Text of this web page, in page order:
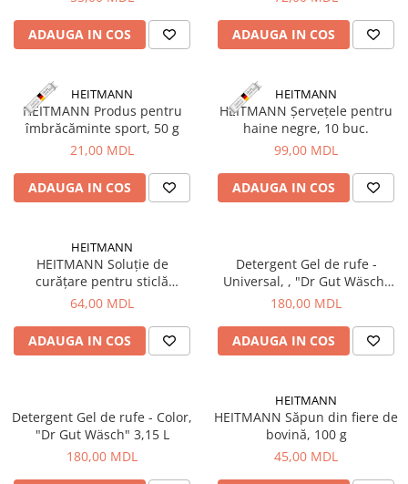
Boiles
Wafters
Momeala artificiala
Seminte si mix de seminte
Aditivi, arome, dipuri
Bagajerie pescuit
Huse
Rucsac
Instrumente
Ochelari
Barci, sonare
ADAUGA IN COS ADAUGA IN COS
HEITMANN
HEITMANN Produs pentru
îmbrăcăminte sport, 50 g
21,00 MDL
ADAUGA IN COS
HEITMANN
HEITMANN Șervețele pentru
haine negre, 10 buc.
99,00 MDL
ADAUGA IN COS
HEITMANN
HEITMANN Soluție de
curățare pentru sticlă
ceramică, 250ml
64,00 MDL
ADAUGA IN COS
Detergent Gel de rufe -
Universal, , "Dr Gut Wäsch"
3,15 L
180,00 MDL
ADAUGA IN COS
Detergent Gel de rufe - Color,
"Dr Gut Wäsch" 3,15 L
180,00 MDL
HEITMANN
HEITMANN Săpun din fiere de
bovină, 100 g
45,00 MDL